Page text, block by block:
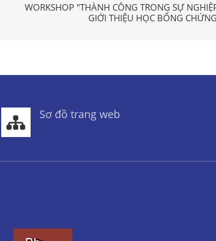
WORKSHOP "THÀNH CÔNG TRONG SỰ
GIỚI THIỆU HỌC BỔNG
Sơ đồ trang web